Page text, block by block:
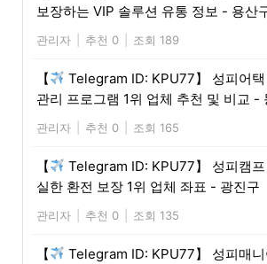
보장하는 VIP 솔루션 유통 정보 - 용산
관리자 추천 0 조회 189
【
Telegram ID: KPU77】 성피어
관리 프로그램 1위 업체 추천 및 비교 -
관리자 추천 0 조회 165
【
Telegram ID: KPU77】 성피캠
실한 환전 보장 1위 업체 좌표 - 광진구
관리자 추천 0 조회 135
【
Telegram ID: KPU77】 성피매